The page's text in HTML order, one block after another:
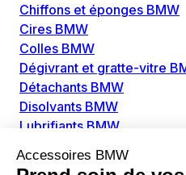
Chiffons et éponges BMW
Cires BMW
Colles BMW
Dégivrant et gratte-vitre
Détachants BMW
Disolvants BMW
Lubrifiants BMW
Nettoyant extérieur BMW